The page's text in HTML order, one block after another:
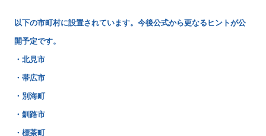
以下の市町村に設置されています。今後公式から更なるヒントが公
開予定です。
・北見市
・帯広市
・別海町
・釧路市
・標茶町